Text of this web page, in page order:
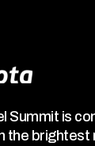
Summit is
the brightest